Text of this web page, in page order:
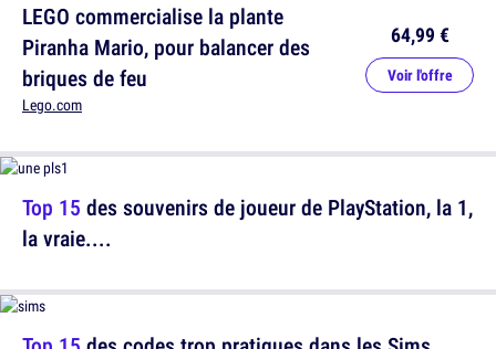
LEGO commercialise la plante
Piranha Mario, pour balancer des
briques de feu
Lego.com
64,99 €
Voir l'offre
Top 15 des souvenirs de joueur de PlayStation, la 1,
la vraie....